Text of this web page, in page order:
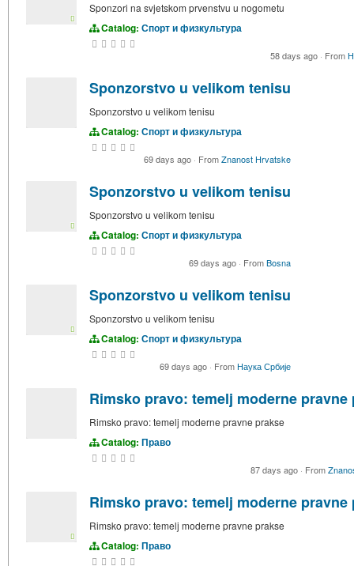
Sponzori na svjetskom prvenstvu u nogometu
Catalog: Спорт и физкультура
58 days ago · From
Sponzorstvo u velikom tenisu
Sponzorstvo u velikom tenisu
Catalog: Спорт и физкультура
69 days ago · FromZnanost Hrvatske
Sponzorstvo u velikom tenisu
Sponzorstvo u velikom tenisu
Catalog: Спорт и физкультура
69 days ago · FromBosna
Sponzorstvo u velikom tenisu
Sponzorstvo u velikom tenisu
Catalog: Спорт и физкультура
69 days ago · FromНаука Србије
Rimsko pravo: temelj moderne pravne
Rimsko pravo: temelj moderne pravne prakse
Catalog: Право
87 days ago · From
Rimsko pravo: temelj moderne pravne
Rimsko pravo: temelj moderne pravne prakse
Catalog: Право